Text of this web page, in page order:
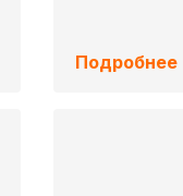
Подробнее